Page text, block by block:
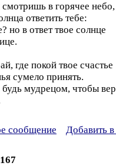
в горячее небо,
ответить тебе:
но в ответ твое солнце
где покой твое счастье
сумело принять.
мудрецом, чтобы
сообщение Добавить
167